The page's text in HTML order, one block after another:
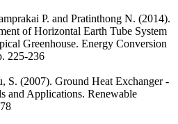
P. and Pratinthong N. (2014).
of Horizontal Earth Tube System
Greenhouse. Energy Conversion
225-236
S. (2007). Ground Heat Exchanger -
and Applications. Renewable